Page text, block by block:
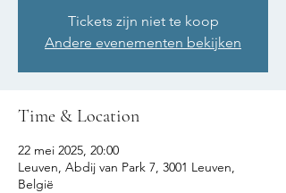
Tickets zijn niet te koop
Andere evenementen bekijken
Time & Location
22 mei 2025, 20:00
Leuven, Abdij van Park 7, 3001 Leuven,
België